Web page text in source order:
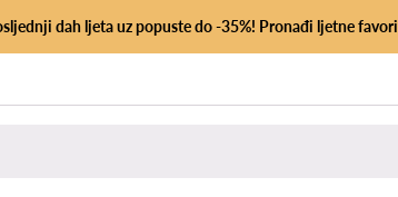
dah ljeta uz popuste do -35%! Pronađi ljetne